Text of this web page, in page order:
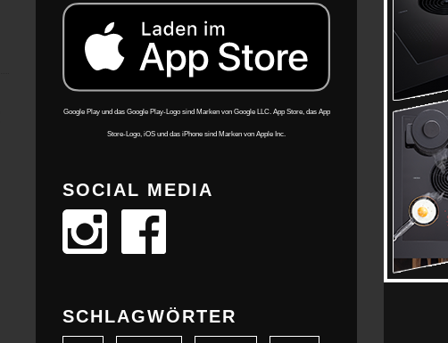
Google Play und das Google Play-Logo sind Marken von Google LLC. App Store, das App
Store-Logo, iOS und das iPhone sind Marken von Apple Inc.
SOCIAL MEDIA
SCHLAGWÖRTER